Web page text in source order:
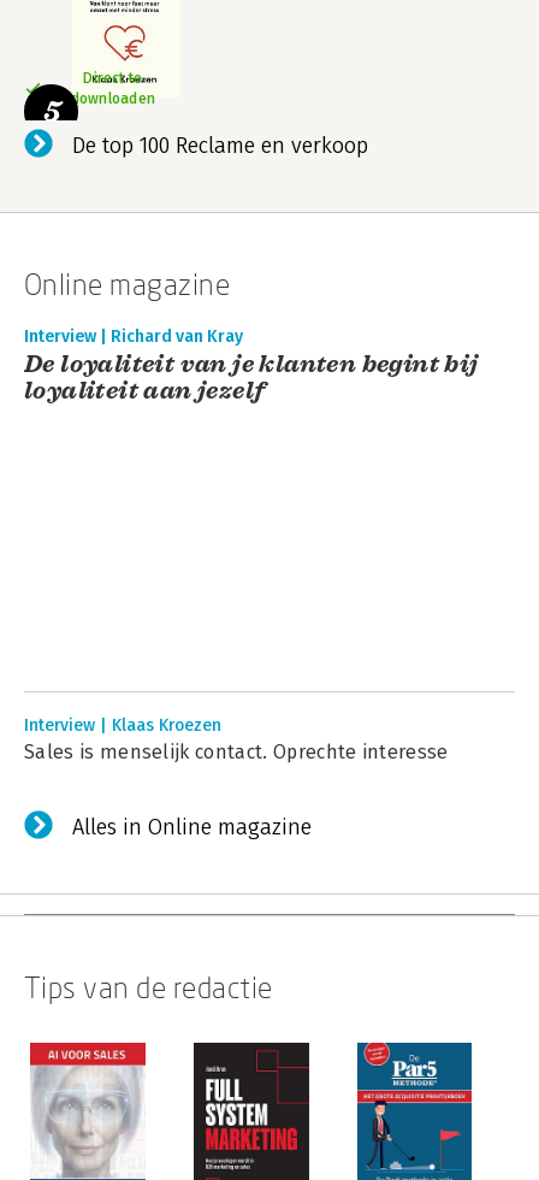
Direct te
downloaden
5
De top 100 Reclame en verkoop
Online magazine
Interview | Richard van Kray
De loyaliteit van je klanten begint bij
loyaliteit aan jezelf
Interview | Klaas Kroezen
Sales is menselijk contact. Oprechte interesse
Alles in Online magazine
Tips van de redactie